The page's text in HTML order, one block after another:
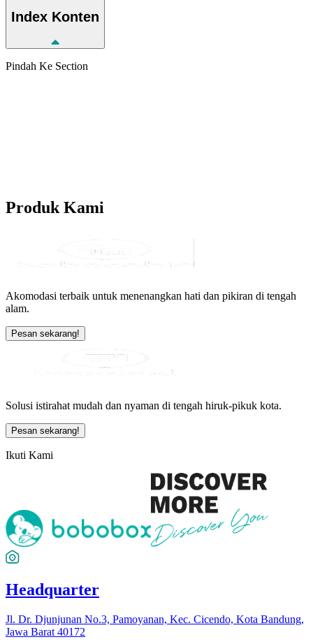
Index Konten
Pindah Ke Section
ProdukKami
Akomodasi terbaik untuk menenangkan hati dan pikiran di tengah
alam.
Pesan sekarang!
Solusi istirahat mudah dan nyaman di tengah hiruk-pikuk kota.
Pesan sekarang!
Ikuti Kami
Headquarter
Jl. Dr. Djunjunan No.3, Pamoyanan, Kec. Cicendo, Kota Bandung,
Jawa Barat 40172